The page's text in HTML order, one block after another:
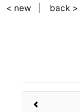
< new back >